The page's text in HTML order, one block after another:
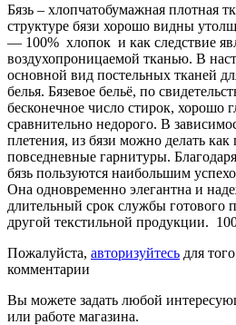
Бязь – хлопчатобумажная плотная
структуре бязи хорошо видны
― 100% хлопок и как следствие
воздухопроницаемой тканью. В
основной вид постельных тканей
белья. Бязевое бельё, по
бесконечное число стирок, хорошо
сравнительно недорого. В
плетения, из бязи можно делать как
повседневные гарнитуры.
бязь пользуются наибольшим
Она одновременно элегантна и
длительный срок службы готового
другой текстильной продукции.
Пожалуйста, авторизуйтесь для
комментарии
Вы можете задать любой
или работе магазина.